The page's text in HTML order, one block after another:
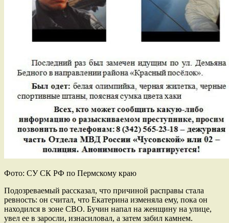
Фото: СУ СК РФ по Пермскому краю
Подозреваемый рассказал, что причиной расправы стала
ревность: он считал, что Екатерина изменяла ему, пока он
находился в зоне СВО. Бучин напал на женщину на улице,
увел ее в заросли, изнасиловал, а затем забил камнем.